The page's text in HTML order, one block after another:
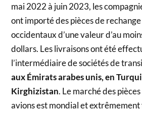
mai 2022 à juin 2023, les
ont importé des pièces de
occidentaux d’une valeur d’au
dollars. Les livraisons ont été
l’intermédiaire de sociétés de
aux Émirats arabes unis, en
Kirghizistan. Le marché des
avions est mondial et